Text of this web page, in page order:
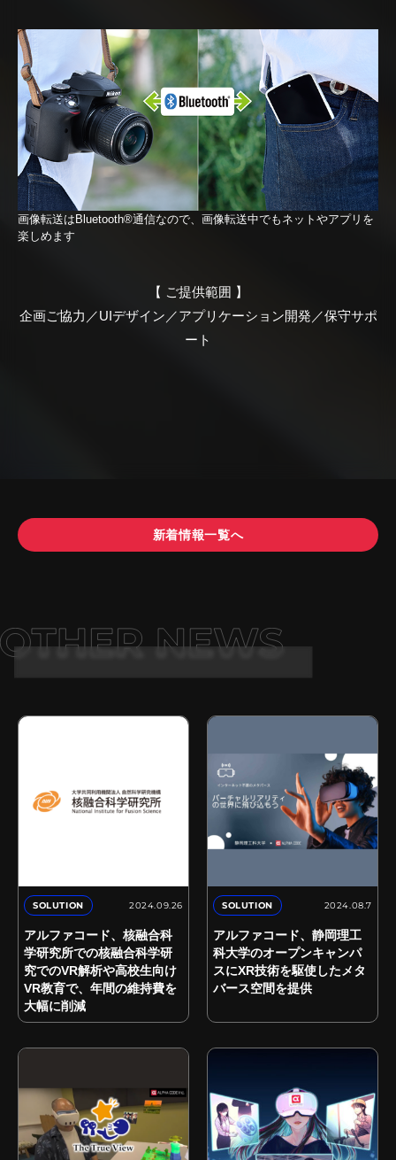
画像転送はBluetooth®通信なので、画像転送中でもネットやアプリを
楽しめます
【 ご提供範囲 】
企画ご協力／UIデザイン／アプリケーション開発／保守サポ
ート
新着情報一覧へ
SOLUTION 2024.09.26
アルファコード、核融合科
学研究所での核融合科学研
究でのVR解析や高校生向け
VR教育で、年間の維持費を
大幅に削減
SOLUTION 2024.08.7
アルファコード、静岡理工
科大学のオープンキャンパ
スにXR技術を駆使したメタ
バース空間を提供